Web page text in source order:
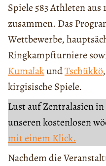
Spiele 583 Athleten aus
zusammen. Das
Wettbewerbe,
Ringkampfturniere
KumalakundTschükkö
kirgisische Spiele.
Lust auf Zentralasien
unseren kostenlosen
mit einem Klick.
Nachdem die